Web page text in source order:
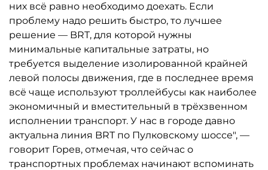
них всё равно необходимо доехать. Если
проблему надо решить быстро, то лучшее
решение — BRT, для которой нужны
минимальные капитальные затраты, но
требуется выделение изолированной крайней
левой полосы движения, где в последнее время
всё чаще используют троллейбусы как наиболее
экономичный и вместительный в трёхзвенном
исполнении транспорт. У нас в городе давно
актуальна линия BRT по Пулковскому шоссе", —
говорит Горев, отмечая, что сейчас о
транспортных проблемах начинают вспоминать